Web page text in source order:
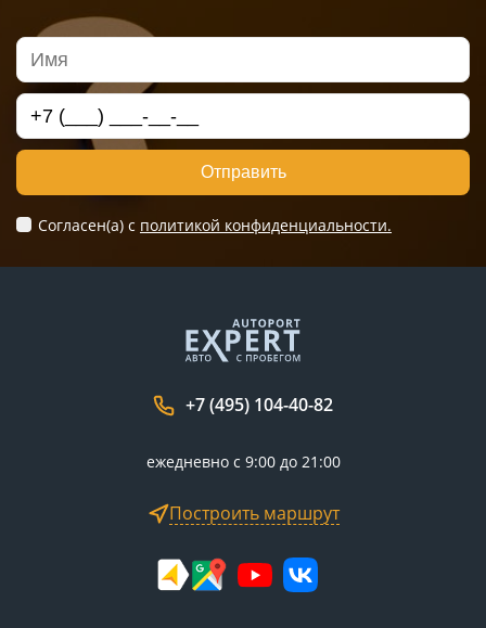
Отправить
Согласен(а) c политикой конфиденциальности.
+7 (495) 104-40-82
ежедневно с 9:00 до 21:00
Построить маршрут